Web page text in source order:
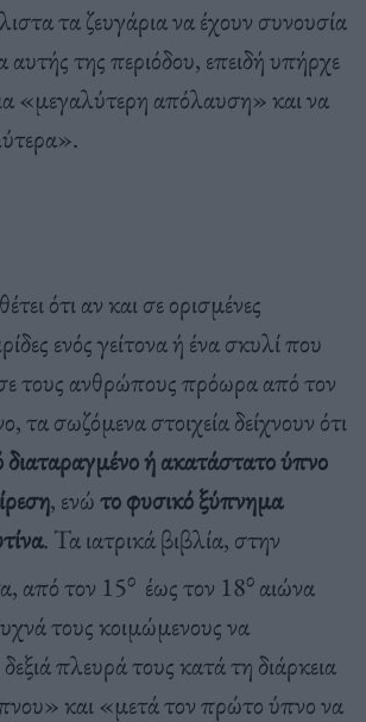
τα ζευγάρια να έχουν συνουσία
αυτής της περιόδου, επειδή υπήρχε
«μεγαλύτερη απόλαυση» και να
ότι αν και σε ορισμένες
ενός γείτονα ή ένα σκυλί που
τους ανθρώπους πρόωρα από τον
τα σωζόμενα στοιχεία δείχνουν ότι
ή ακατάστατο ύπνο
, ενώτο φυσικό ξύπνημα
. Τα ιατρικά βιβλία, στην
από τον 15ο έως τον 18ο αιώνα
τους κοιμώμενους να
πλευρά τους κατά τη διάρκεια
και «μετά τον πρώτο ύπνο να